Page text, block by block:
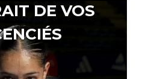
DE VOS